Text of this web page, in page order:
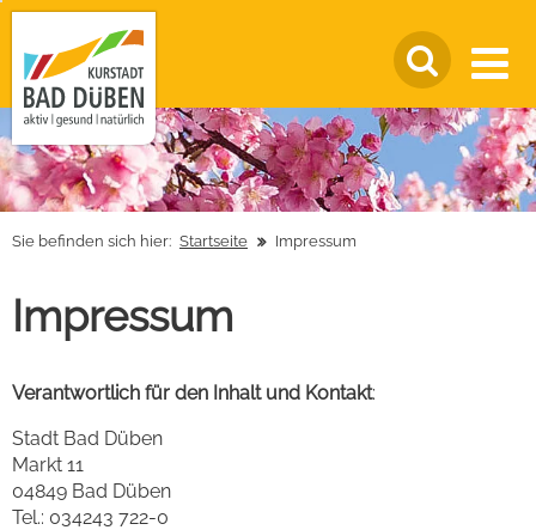
Sie befinden sich hier: Startseite Impressum
Impressum
Verantwortlich für den Inhalt und Kontakt:
Stadt Bad Düben
Markt 11
04849 Bad Düben
Tel.: 034243 722-0